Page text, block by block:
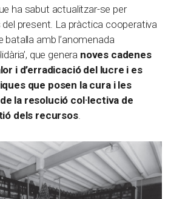
ha sabut actualitzar-se per
present. La pràctica cooperativa
batalla amb l’anomenada
que genera noves cadenes
i d’erradicació del lucre i es
que posen la cura i les
la resolució col·lectiva de
dels recursos.